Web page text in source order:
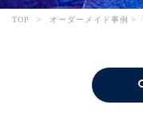
TOP > オーダーメイド事例 >